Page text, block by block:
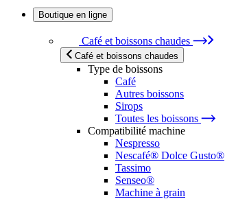
Boutique en ligne
Café et boissons chaudes
Café et boissons chaudes
Type de boissons
Café
Autres boissons
Sirops
Toutes les boissons
Compatibilité machine
Nespresso
Nescafé® Dolce Gusto®
Tassimo
Senseo®
Machine à grain